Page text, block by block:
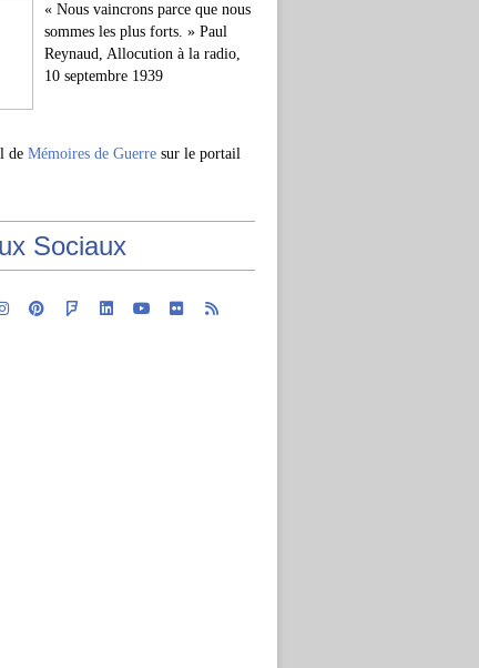
« Nous vaincrons parce que nous
sommes les plus forts. » Paul
Reynaud, Allocution à la radio,
10 septembre 1939
de Mémoires de Guerre sur le portail
Sociaux